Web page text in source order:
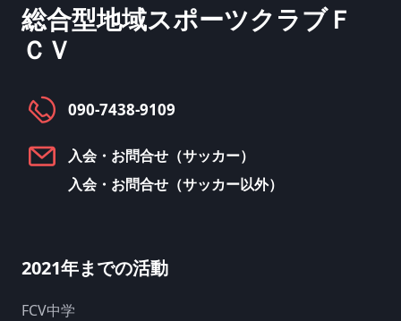
総合型地域スポーツクラブＦ
ＣＶ
090-7438-9109
入会・お問合せ（サッカー）
入会・お問合せ（サッカー以外）
2021年までの活動
FCV中学